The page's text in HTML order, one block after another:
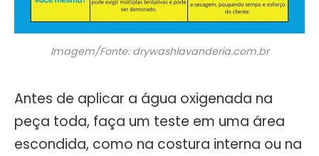
Imagem/Fonte: drywashlavanderia.com.br
Antes de aplicar a água oxigenada na
peça toda, faça um teste em uma área
escondida, como na costura interna ou na